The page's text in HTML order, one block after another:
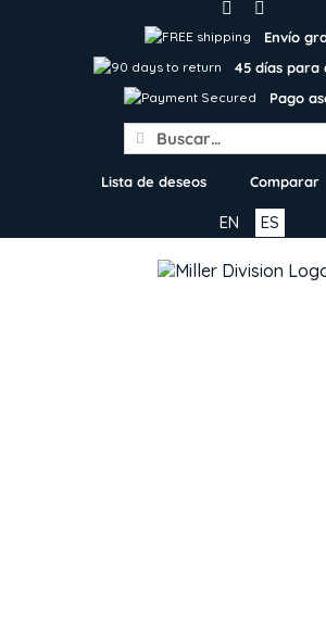
Envío
45 días para
Pago
Search
for:
Lista de deseos Comparar
ES
EN